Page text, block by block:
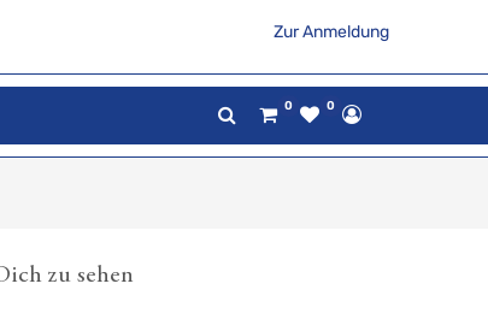
Zur Anmeldung
0 0
zu sehen